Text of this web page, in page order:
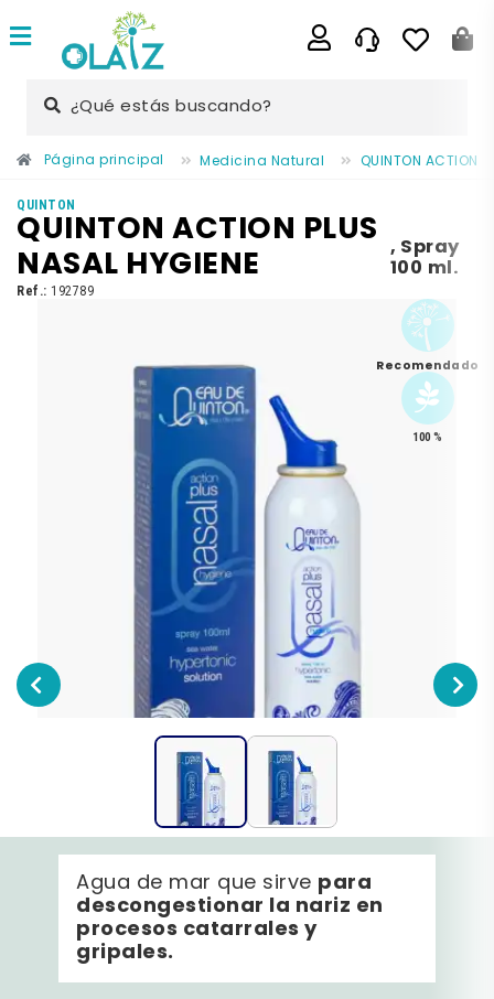
¿Qué estás buscando?
Página principal Medicina Natural QUINTON ACTION
QUINTON
QUINTON ACTION PLUS
NASAL HYGIENE , Spray
100 ml.
Ref.: 192789
Recomendado
100 %
Agua de mar que sirve para
descongestionar la nariz en
procesos catarrales y
gripales.